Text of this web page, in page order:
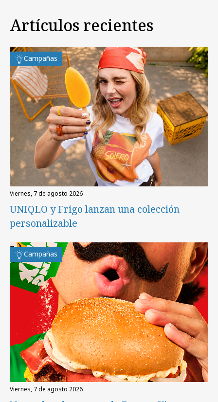
Artículos recientes
Campañas
viernes, 7 de agosto 2026
UNIQLO y Frigo lanzan una colección
personalizable
Campañas
viernes, 7 de agosto 2026